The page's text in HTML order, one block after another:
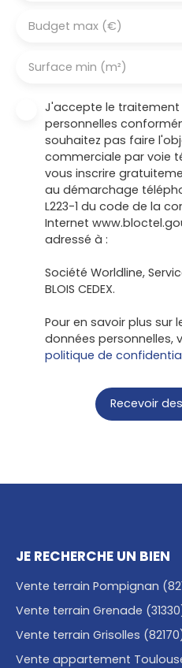
Budget max (€)
Surface min (m²)
J'accepte le
personnelles
souhaitez pas faire
commerciale par voie
vous inscrire
au démarchage
L223-1 du code de la
Internet
adressé à :
Société Worldline,
BLOIS CEDEX.
Pour en savoir plus sur
données personnelles,
politique de
Recevoir
JE RECHERCHE UN BIEN
Vente terrain Pompignan
Vente terrain Grenade
Vente terrain Grisolles
Vente appartement